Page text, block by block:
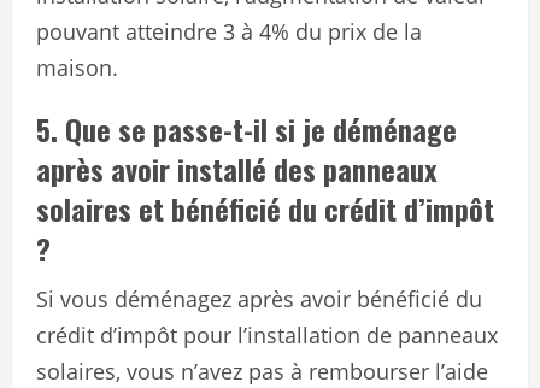
pouvant atteindre 3 à 4% du prix de la
maison.
5. Que se passe-t-il si je déménage
après avoir installé des panneaux
solaires et bénéficié du crédit d’impôt
?
Si vous déménagez après avoir bénéficié du
crédit d’impôt pour l’installation de panneaux
solaires, vous n’avez pas à rembourser l’aide